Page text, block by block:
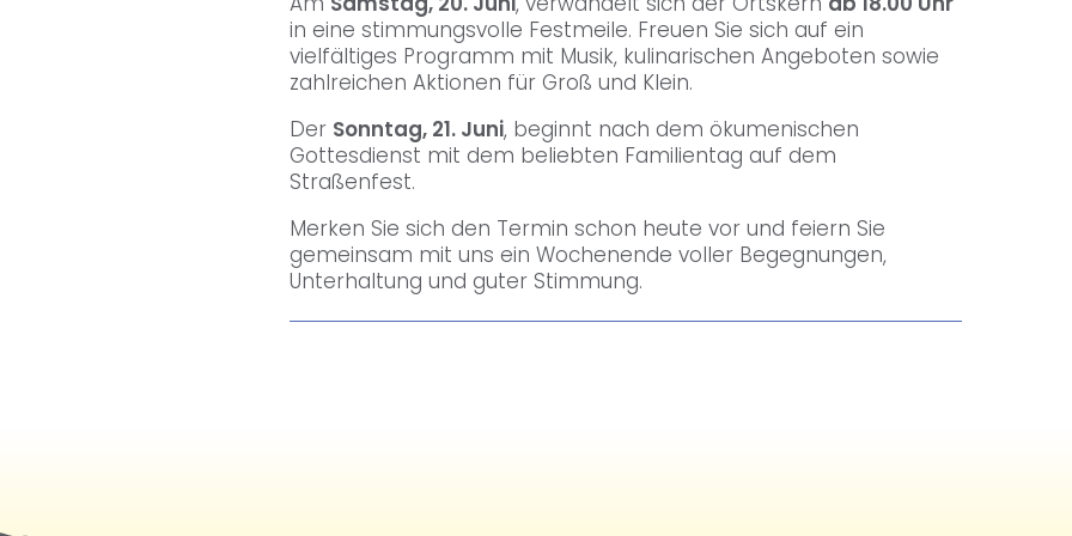
in eine stimmungsvolle Festmeile. Freuen Sie sich auf ein
vielfältiges Programm mit Musik, kulinarischen Angeboten sowie
zahlreichen Aktionen für Groß und Klein.
Der Sonntag, 21. Juni, beginnt nach dem ökumenischen
Gottesdienst mit dem beliebten Familientag auf dem
Straßenfest.
Merken Sie sich den Termin schon heute vor und feiern Sie
gemeinsam mit uns ein Wochenende voller Begegnungen,
Unterhaltung und guter Stimmung.